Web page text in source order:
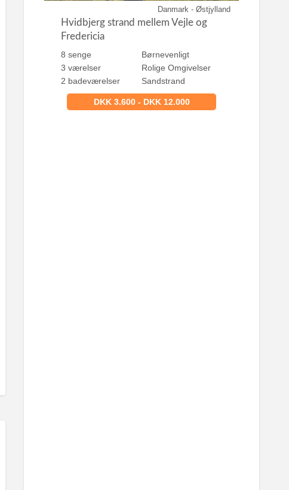
Danmark - Østjylland
Hvidbjerg strand mellem Vejle og
Fredericia
8 senge
3 værelser
2 badeværelser
Børnevenligt
Rolige Omgivelser
Sandstrand
DKK 3.600 - DKK 12.000